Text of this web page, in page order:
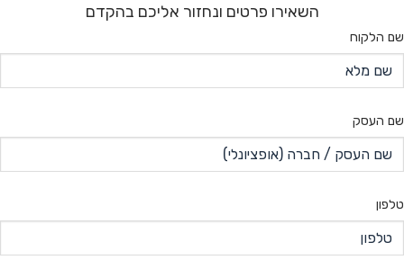
השאירו פרטים ונחזור אליכם בהקדם
שם הלקוח
שם העסק
טלפון